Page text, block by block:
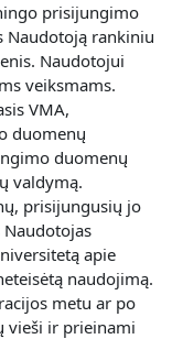
prisijungimo
Naudotoją rankiniu
Naudotojui
veiksmams.
VMA,
duomenų
duomenų
valdymą.
prisijungusių jo
apie
naudojimą.
metu ar po
vieši ir prieinami